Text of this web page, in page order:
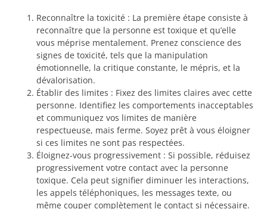
Reconnaître la toxicité : La première étape consiste à
reconnaître que la personne est toxique et qu’elle
vous méprise mentalement. Prenez conscience des
signes de toxicité, tels que la manipulation
émotionnelle, la critique constante, le mépris, et la
dévalorisation.
Établir des limites : Fixez des limites claires avec cette
personne. Identifiez les comportements inacceptables
et communiquez vos limites de manière
respectueuse, mais ferme. Soyez prêt à vous éloigner
si ces limites ne sont pas respectées.
Éloignez-vous progressivement : Si possible, réduisez
progressivement votre contact avec la personne
toxique. Cela peut signifier diminuer les interactions,
les appels téléphoniques, les messages texte, ou
même couper complètement le contact si nécessaire.